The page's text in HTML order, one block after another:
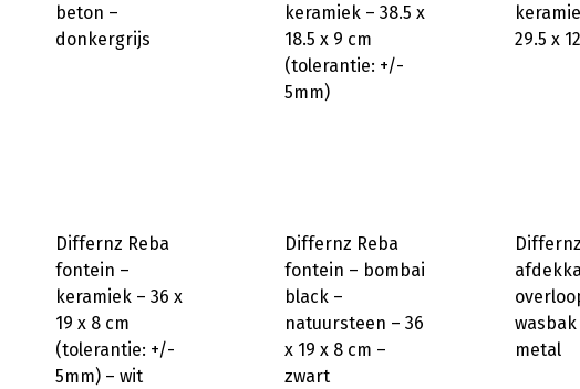
beton –
donkergrijs
keramiek – 38.5 x
18.5 x 9 cm
(tolerantie: +/-
5mm)
29.5 x
Differnz Reba
fontein –
keramiek – 36 x
19 x 8 cm
(tolerantie: +/-
5mm) – wit
Differnz Reba
fontein – bombai
black –
natuursteen – 36
x 19 x 8 cm –
zwart
Differnz
wasbak
metal